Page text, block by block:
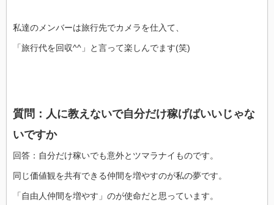
私達のメンバーは旅行先でカメラを仕入て、
「旅行代を回収^^」と言って楽しんでます(笑)
質問：人に教えないで自分だけ稼げばいいじゃな
いですか
回答：自分だけ稼いでも意外とツマラナイものです。
同じ価値観を共有できる仲間を増やすのが私の夢です。
「自由人仲間を増やす」のが使命だと思っています。